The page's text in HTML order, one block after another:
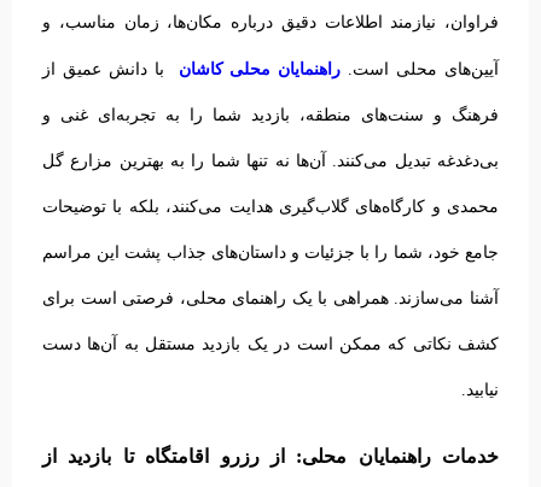
فراوان، نیازمند اطلاعات دقیق درباره مکان‌ها، زمان مناسب، و
آیین‌های محلی است. راهنمایان محلی کاشان با دانش عمیق از
فرهنگ و سنت‌های منطقه، بازدید شما را به تجربه‌ای غنی و
بی‌دغدغه تبدیل می‌کنند. آن‌ها نه تنها شما را به بهترین مزارع گل
محمدی و کارگاه‌های گلاب‌گیری هدایت می‌کنند، بلکه با توضیحات
جامع خود، شما را با جزئیات و داستان‌های جذاب پشت این مراسم
آشنا می‌سازند. همراهی با یک راهنمای محلی، فرصتی است برای
کشف نکاتی که ممکن است در یک بازدید مستقل به آن‌ها دست
نیابید.
خدمات راهنمایان محلی: از رزرو اقامتگاه تا بازدید از